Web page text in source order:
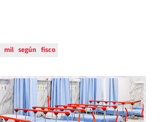
mil según fisco